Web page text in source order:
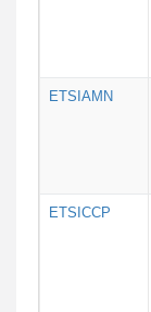
ETSIAMN
ETSICCP